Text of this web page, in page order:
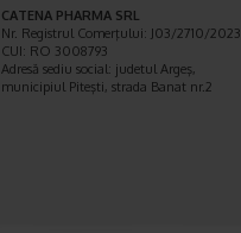
CATENA PHARMA SRL
Nr. Registrul Comerţului: J03/2710/2023
CUI: RO 3008793
Adresă sediu social: judetul Argeş,
municipiul Piteşti, strada Banat nr.2